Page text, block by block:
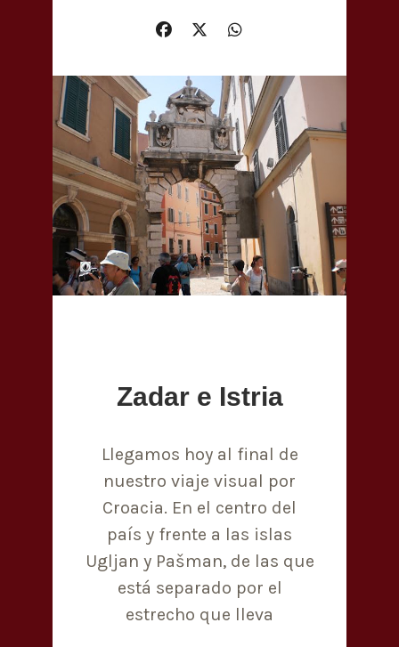
Zadar e Istria
Llegamos hoy al final de
nuestro viaje visual por
Croacia. En el centro del
país y frente a las islas
Ugljan y Pašman, de las que
está separado por el
estrecho que lleva